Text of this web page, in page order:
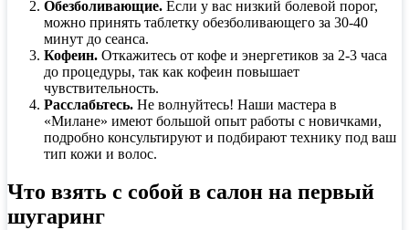
Обезболивающие. Если у вас низкий болевой порог,
можно принять таблетку обезболивающего за 30-40
минут до сеанса.
Кофеин. Откажитесь от кофе и энергетиков за 2-3 часа
до процедуры, так как кофеин повышает
чувствительность.
Расслабьтесь. Не волнуйтесь! Наши мастера в
«Милане» имеют большой опыт работы с новичками,
подробно консультируют и подбирают технику под ваш
тип кожи и волос.
Что взять с собой в салон на первый
шугаринг